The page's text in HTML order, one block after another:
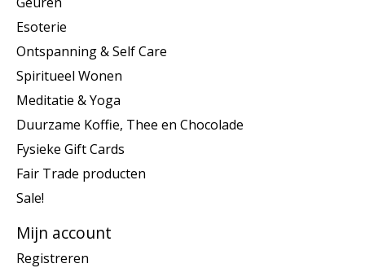
Esoterie
Ontspanning & Self Care
Spiritueel Wonen
Meditatie & Yoga
Duurzame Koffie, Thee en Chocolade
Fysieke Gift Cards
Fair Trade producten
Sale!
Mijn account
Registreren